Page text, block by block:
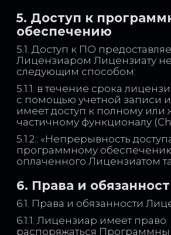
5. Доступ к
обеспечению
5.1. Доступ к ПО
Лицензиаром Лицензиату
следующим способом:
5.1.1. в течение срока
с помощью учетной записи
имеет доступ к полному или
частичному функционалу
5.1.2.: «Непрерывность
программному обеспечению
оплаченного Лицензиатом
6. Права и
6.1. Права и обязанности
6.1.1. Лицензиар имеет право
распоряжаться